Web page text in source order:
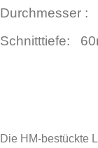
Durchmesser
Schnitttiefe:
Die HM-bestückte